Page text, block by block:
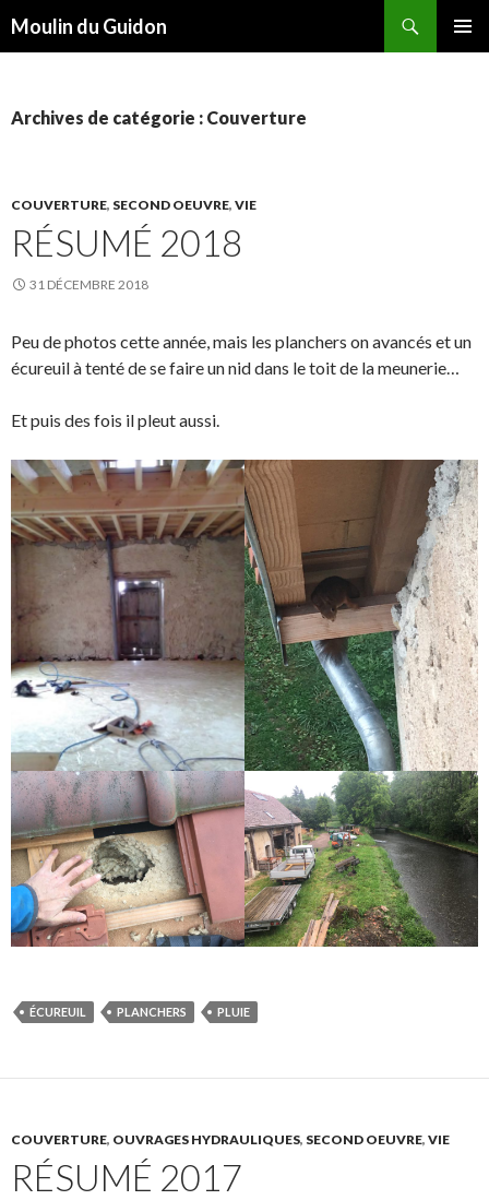
Moulin du Guidon
Archives de catégorie : Couverture
COUVERTURE, SECOND OEUVRE, VIE
RÉSUMÉ 2018
31 DÉCEMBRE 2018
Peu de photos cette année, mais les planchers on avancés et un
écureuil à tenté de se faire un nid dans le toit de la meunerie…
Et puis des fois il pleut aussi.
ÉCUREUIL PLANCHERS PLUIE
COUVERTURE, OUVRAGES HYDRAULIQUES, SECOND OEUVRE, VIE
RÉSUMÉ 2017